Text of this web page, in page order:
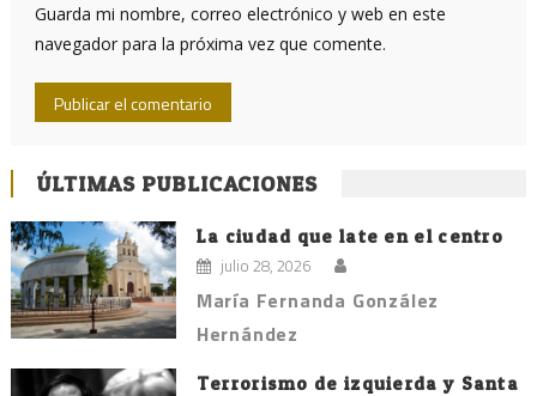
Guarda mi nombre, correo electrónico y web en este
navegador para la próxima vez que comente.
ÚLTIMAS PUBLICACIONES
La ciudad que late en el centro
julio 28, 2026
María Fernanda González
Hernández
Terrorismo de izquierda y Santa